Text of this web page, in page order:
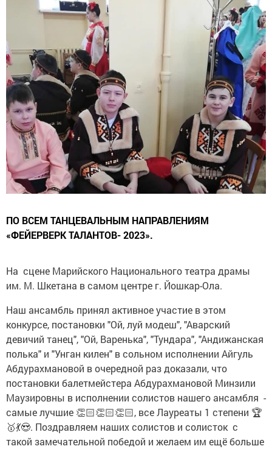
ПО ВСЕМ ТАНЦЕВАЛЬНЫМ НАПРАВЛЕНИЯМ
«ФЕЙЕРВЕРК ТАЛАНТОВ- 2023».
На сцене Марийского Национального театра драмы
им. М. Шкетана в самом центре г. Йошкар-Ола.
Наш ансамбль принял активное участие в этом
конкурсе, постановки "Ой, луй модеш", "Аварский
девичий танец", "Ой, Варенька", "Тундара", "Андижанская
полька" и "Унган килен" в сольном исполнении Айгуль
Абдурахмановой в очередной раз доказали, что
постановки балетмейстера Абдурахмановой Минзили
Маузировны в исполнении солистов нашего ансамбля -
самые лучшие 👏🏻👏🏻👏🏻, все Лауреаты 1 степени 🏆
🥇💃😍. Поздравляем наших солистов и солисток с
такой замечательной победой и желаем им ещё больше